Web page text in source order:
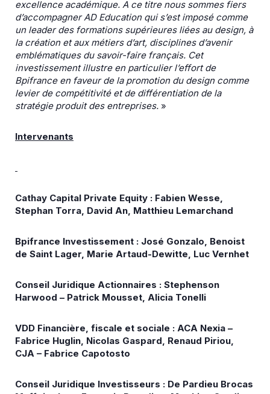
excellence académique. A ce titre nous sommes fiers
d’accompagner AD Education qui s’est imposé comme
un leader des formations supérieures liées au design, à
la création et aux métiers d’art, disciplines d’avenir
emblématiques du savoir-faire français. Cet
investissement illustre en particulier l’effort de
Bpifrance en faveur de la promotion du design comme
levier de compétitivité et de différentiation de la
stratégie produit des entreprises. »
Intervenants
Cathay Capital Private Equity : Fabien Wesse,
Stephan Torra, David An, Matthieu Lemarchand
Bpifrance Investissement : José Gonzalo, Benoist
de Saint Lager, Marie Artaud-Dewitte, Luc Vernhet
Conseil Juridique Actionnaires : Stephenson
Harwood – Patrick Mousset, Alicia Tonelli
VDD Financière, fiscale et sociale : ACA Nexia –
Fabrice Huglin, Nicolas Gaspard, Renaud Piriou,
CJA – Fabrice Capotosto
Conseil Juridique Investisseurs : De Pardieu Brocas